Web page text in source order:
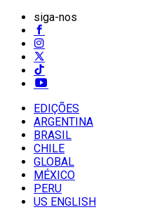
siga-nos
EDIÇÕES
ARGENTINA
BRASIL
CHILE
GLOBAL
MÉXICO
PERU
US ENGLISH